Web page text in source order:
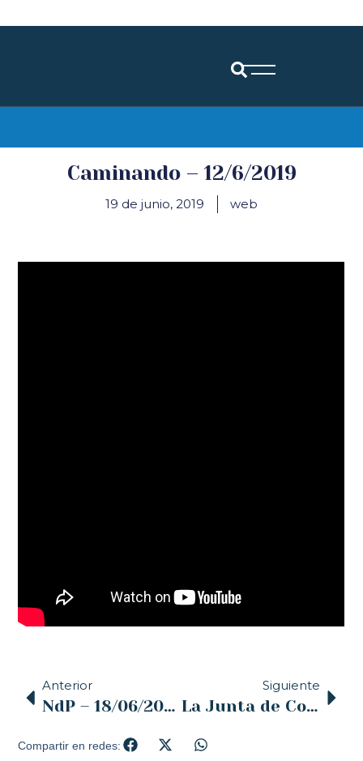
Caminando – 12/6/2019
19 de junio, 2019 web
Anterior
NdP – 18/06/2019 – Delegación episcopal para la protección de menores y acompañamiento a las víctimas
Siguiente
La Junta de Cofradías invita a participar activamente este domingo 23 en la festividad del Corpus
Compartir en redes: